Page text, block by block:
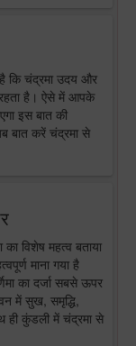
है कि चंद्रमा उदय और
है। ऐसे में आपके
इस बात की
बात करें चंद्रमा से
का विशेष महत्व बताया
माना गया है
का दर्जा सबसे ऊपर
में सुख, समृद्धि,
ही कुंडली में चंद्रमा से